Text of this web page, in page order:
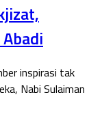
inspirasi tak
Nabi Sulaiman